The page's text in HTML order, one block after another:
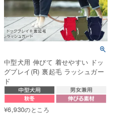
中型犬用 伸びて 着せやすい ドッ
グプレイ(R) 裏起毛 ラッシュガー
ド
¥6,930のところ